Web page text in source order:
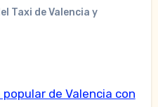
Taxi de Valencia y